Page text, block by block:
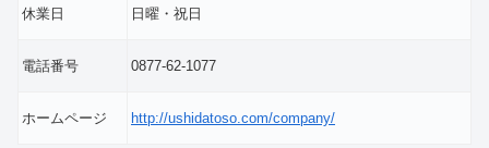
休業日 日曜・祝日
電話番号 0877-62-1077
ホームページ http://ushidatoso.com/company/